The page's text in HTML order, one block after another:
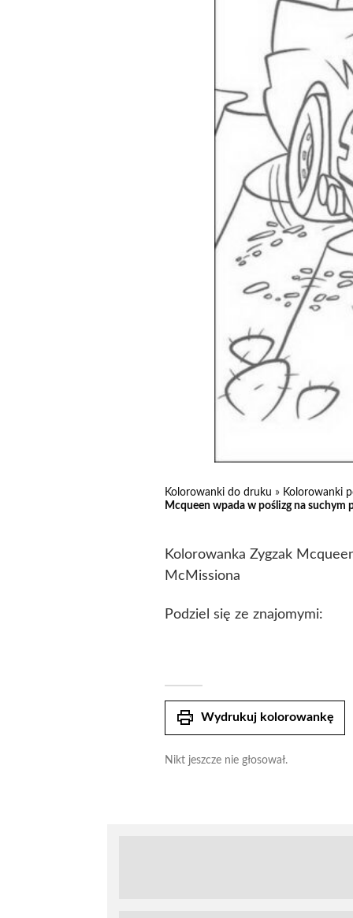
Kolorowanki do druku » Kolorowanki
Mcqueen wpada w poślizg na suchym
Kolorowanka Zygzak
McMissiona
Podziel się ze znajomymi:
print Wydrukuj kolorowankę
Nikt jeszcze nie głosował.